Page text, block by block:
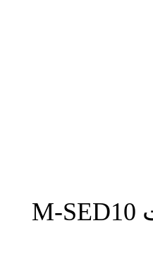
شیر کنترل جهت M-SED10